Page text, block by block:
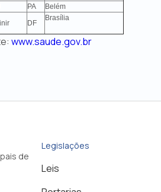
PA
Belém
DF
Brasília
www.saude.gov.br
de
Legislações
Leis